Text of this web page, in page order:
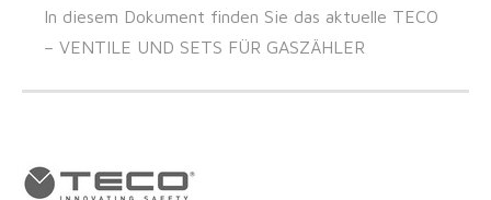
In diesem Dokument finden Sie das aktuelle TECO
– VENTILE UND SETS FÜR GASZÄHLER